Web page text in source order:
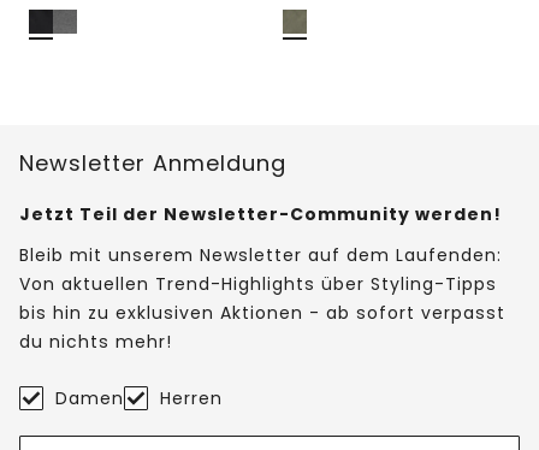
Newsletter Anmeldung
Jetzt Teil der Newsletter-Community werden!
Bleib mit unserem Newsletter auf dem Laufenden:
Von aktuellen Trend-Highlights über Styling-Tipps
bis hin zu exklusiven Aktionen - ab sofort verpasst
du nichts mehr!
Damen Herren